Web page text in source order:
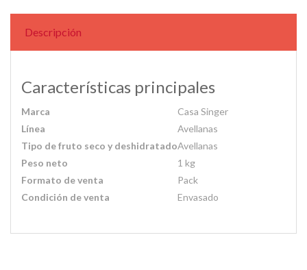
Descripción
Características principales
Marca
Casa Singer
Línea
Avellanas
Tipo de fruto seco y deshidratadoAvellanas
Peso neto
1 kg
Formato de venta
Pack
Condición de venta
Envasado